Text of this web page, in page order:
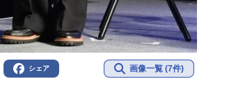
シェア 画像一覧 (7件)